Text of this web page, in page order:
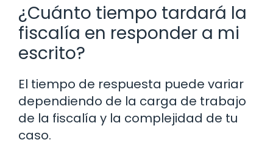
¿Cuánto tiempo tardará la
fiscalía en responder a mi
escrito?
El tiempo de respuesta puede variar
dependiendo de la carga de trabajo
de la fiscalía y la complejidad de tu
caso.